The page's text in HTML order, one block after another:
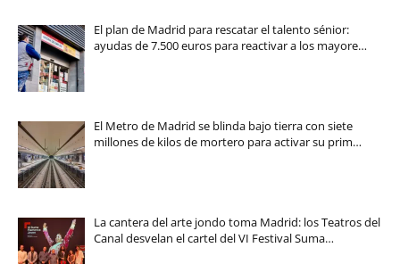
El plan de Madrid para rescatar el talento sénior:
ayudas de 7.500 euros para reactivar a los mayore…
El Metro de Madrid se blinda bajo tierra con siete
millones de kilos de mortero para activar su prim…
La cantera del arte jondo toma Madrid: los Teatros del
Canal desvelan el cartel del VI Festival Suma…